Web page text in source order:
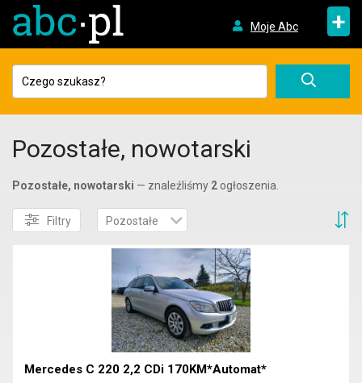
Moje Abc +
Pozostałe, nowotarski
Pozostałe, nowotarski — znaleźliśmy 2 ogłoszenia.
Filtry Pozostałe
Mercedes C 220 2,2 CDi 170KM*Automat*